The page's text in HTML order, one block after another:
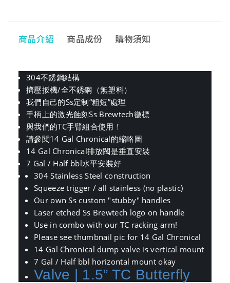
商品介紹 商品成份 購物須知
304不銹鋼結構
擠壓扳機/全不銹鋼（無塑料）
我們自己的Ss定制“粗短”處理
手柄上的激光蝕刻Ss Brewtech徽標
與我們的TC手臂組合使用！
請參閱14 Gal Chronical的縮略圖
14 Gal Chronical排放閥是垂直安裝
7 Gal / Half bbl水平安裝好
304 Stainless Steel construction
Squeeze trigger / all stainless (no plastic)
Our own Ss custom "stubby" handles
Laser etched Ss Brewtech logo on handle
Use in combo with our TC racking arm!
Please see thumbnail pic for 14 Gal Chronical
14 Gal Chronical dump valve is vertical mount
7 Gal / Half bbl horizontal mount okay
Valve | 1.5” TC Butterfly